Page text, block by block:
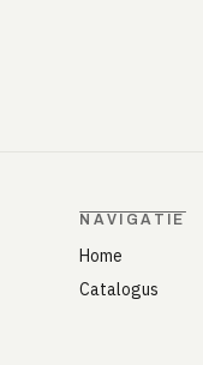
NAVIGATIE
Home
Catalogus